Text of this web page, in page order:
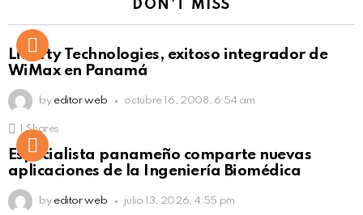
DON'T MISS
Liberty Technologies, exitoso integrador de
WiMax en Panamá
by editor web octubre 16, 2008, 6:54 am
Click to view this post
Shares
Especialista panameño comparte nuevas
aplicaciones de la Ingeniería Biomédica
by editor web julio 13, 2026, 4:55 pm